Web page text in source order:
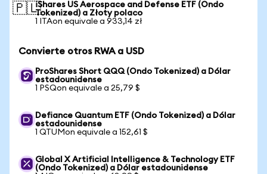
🇵🇱iShares US Aerospace and Defense ETF (Ondo
Tokenized) a Złoty polaco
1 ITAon equivale a 933,14 zł
Convierte otros RWA a USD
ProShares Short QQQ (Ondo Tokenized) a Dólar
estadounidense
1 PSQon equivale a 25,79 $
Defiance Quantum ETF (Ondo Tokenized) a Dólar
estadounidense
1 QTUMon equivale a 152,61 $
Global X Artificial Intelligence & Technology ETF
(Ondo Tokenized) a Dólar estadounidense